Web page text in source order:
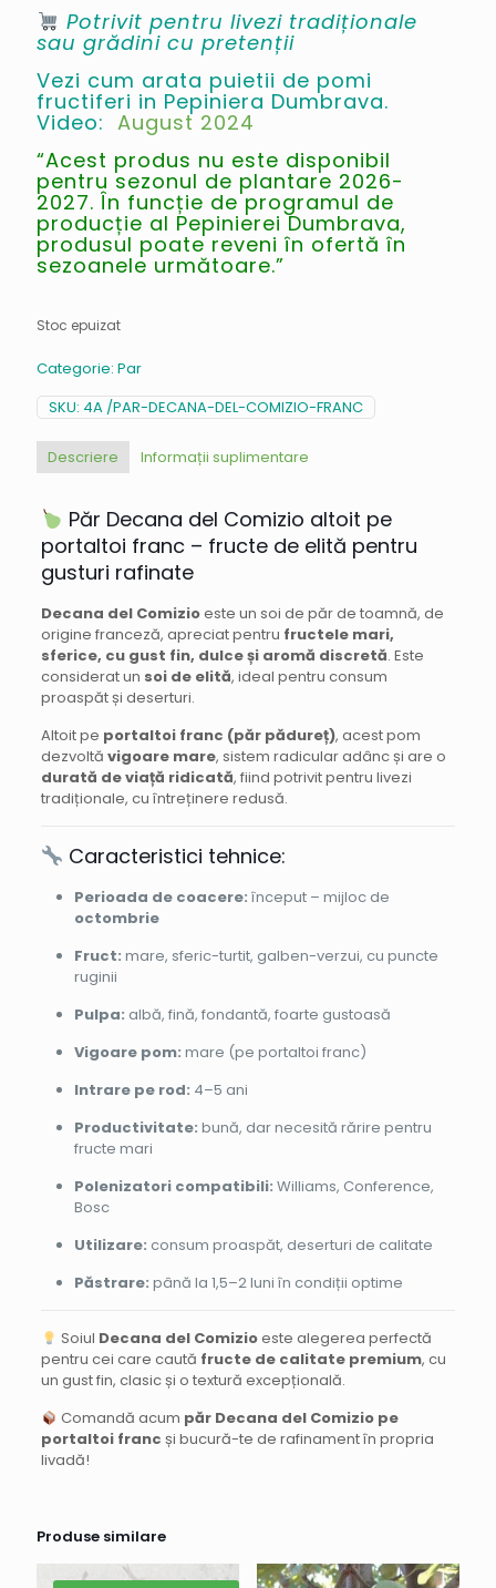
Potrivit pentru livezi tradiționale
sau grădini cu pretenții
Vezi cum arata puietii de pomi
fructiferi in Pepiniera Dumbrava.
Video: August 2024
“Acest produs nu este disponibil
pentru sezonul de plantare 2026-
2027. În funcție de programul de
producție al Pepinierei Dumbrava,
produsul poate reveni în ofertă în
sezoanele următoare.”
Stoc epuizat
Categorie: Par
SKU: 4A /PAR-DECANA-DEL-COMIZIO-FRANC
Descriere Informații suplimentare
Păr Decana del Comizio altoit pe
portaltoi franc – fructe de elită pentru
gusturi rafinate
Decana del Comizioeste un soi de păr de toamnă, de
origine franceză, apreciat pentru fructele mari,
sferice, cu gust fin, dulce și aromă discretă. Este
considerat un soi de elită, ideal pentru consum
proaspăt și deserturi.
Altoit pe portaltoi franc (păr pădureț), acest pom
dezvoltă vigoare mare, sistem radicular adânc și are o
durată de viață ridicată, fiind potrivit pentru livezi
tradiționale, cu întreținere redusă.
Caracteristici tehnice:
Perioada de coacere: început – mijloc de
octombrie
Fruct: mare, sferic-turtit, galben-verzui, cu puncte
ruginii
Pulpa: albă, fină, fondantă, foarte gustoasă
Vigoare pom: mare (pe portaltoi franc)
Intrare pe rod: 4–5 ani
Productivitate: bună, dar necesită rărire pentru
fructe mari
Polenizatori compatibili: Williams, Conference,
Bosc
Utilizare: consum proaspăt, deserturi de calitate
Păstrare: până la 1,5–2 luni în condiții optime
Soiul Decana del Comizioeste alegerea perfectă
pentru cei care caută fructe de calitate premium, cu
un gust fin, clasic și o textură excepțională.
Comandă acum păr Decana del Comizio pe
portaltoi franc și bucură-te de rafinament în propria
livadă!
Produse similare